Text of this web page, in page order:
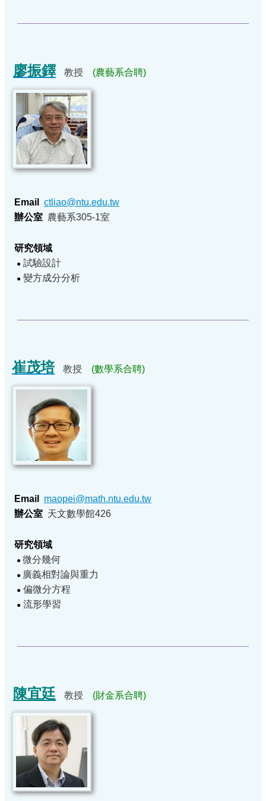
廖振鐸 教授 (農藝系合聘)
Email ctliao@ntu.edu.tw
辦公室 農藝系305-1室
研究領域
● 試驗設計
● 變方成分分析
崔茂培 教授 (數學系合聘)
Email maopei@math.ntu.edu.tw
辦公室 天文數學館426
研究領域
● 微分幾何
● 廣義相對論與重力
● 偏微分方程
● 流形學習
陳宜廷 教授 (財金系合聘)